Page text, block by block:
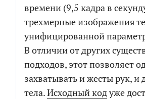
времени (9,5 кадра в
трехмерные изображения
унифицированной
В отличии от других
подходов, этот позволяет
захватывать и жесты рук, и
тела.Исходный кодуже